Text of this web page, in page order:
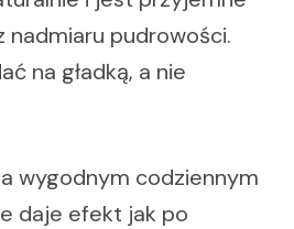
nadmiaru pudrowości.
na gładką, a nie
wygodnym codziennym
daje efekt jak po